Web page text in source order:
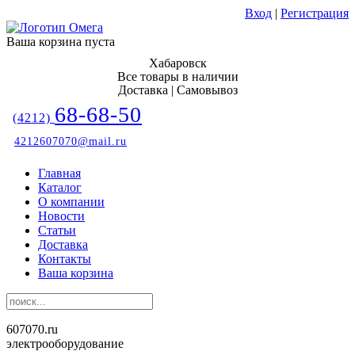
Вход | Регистрация
Ваша корзина пуста
Хабаровск
Все товары в наличии
Доставка | Самовывоз
(4212) 68-68-50
4212607070@mail.ru
Главная
Каталог
О компании
Новости
Статьи
Доставка
Контакты
Ваша корзина
607070.ru
электрооборудование